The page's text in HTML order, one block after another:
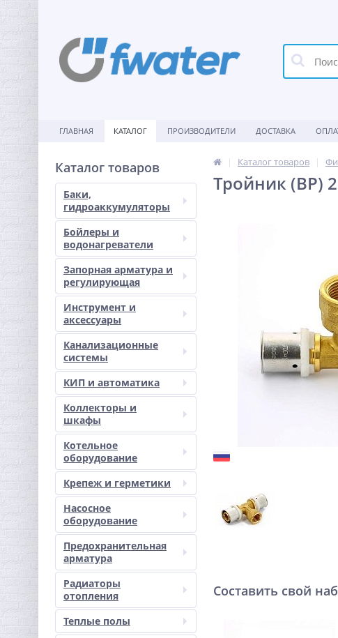
ГЛАВНАЯ КАТАЛОГ ПРОИЗВОДИТЕЛИ ДОСТАВКА
Каталог товаров
Баки,
гидроаккумуляторы
Бойлеры и
водонагреватели
Запорная арматура и
регулирующая
Инструмент и
аксессуары
Канализационные
системы
КИП и автоматика
Коллекторы и
шкафы
Котельное
оборудование
Крепеж и герметики
Насосное
оборудование
Предохранительная
арматура
Радиаторы
отопления
Теплые полы
Каталог товаров
Тройник (ВР)
Составить свой